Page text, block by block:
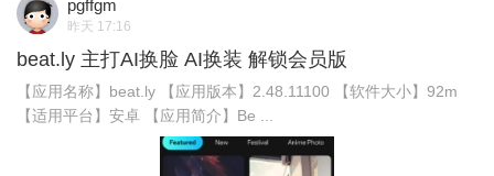
pgffgm
昨天 17:16
beat.ly 主打AI换脸 AI换装 解锁会员版
【应用名称】beat.ly 【应用版本】2.48.11100 【软件大小】92m
【适用平台】安卓 【应用简介】Be ...